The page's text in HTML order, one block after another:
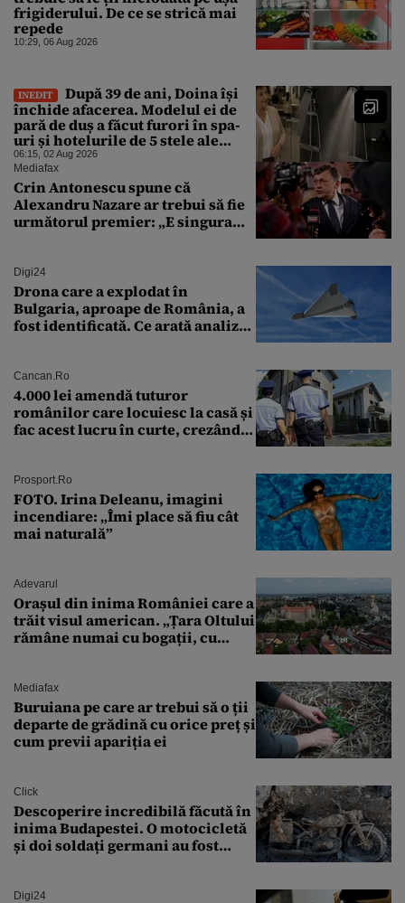
frigiderului. De ce se strică mai
repede
10:29, 06 Aug 2026
INEDIT
După 39 de ani, Doina își
închide afacerea. Modelul ei de
pară de duș a făcut furori în spa-
uri și hotelurile de 5 stele ale
lumii. Ce nu a mai mers
06:15, 02 Aug 2026
Mediafax
Crin Antonescu spune că
Alexandru Nazare ar trebui să fie
următorul premier: „E singura
Digi24
Drona care a explodat în
Bulgaria, aproape de România, a
fost identificată. Ce arată analiza
Cancan.ro
4.000 lei amendă tuturor
românilor care locuiesc la casă și
fac acest lucru în curte, crezând
Prosport.ro
FOTO. Irina Deleanu, imagini
incendiare: „Îmi place să fiu cât
mai naturală”
Adevarul
Orașul din inima României care a
trăit visul american. „Țara Oltului
rămâne numai cu bogații, cu
Mediafax
Buruiana pe care ar trebui să o ții
departe de grădină cu orice preț și
cum previi apariția ei
Click
Descoperire incredibilă făcută în
inima Budapestei. O motocicletă
și doi soldați germani au fost
Digi24